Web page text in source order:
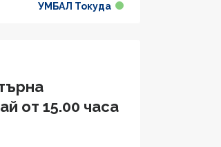
УМБАЛ Токуда
от 15.00 часа